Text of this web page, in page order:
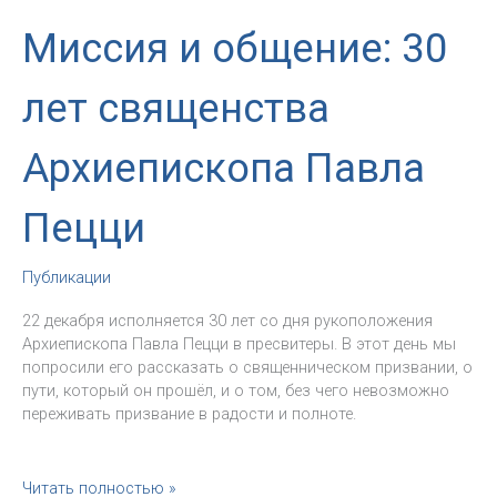
Миссия и общение: 30
лет священства
Архиепископа Павла
Пецци
Публикации
22 декабря исполняется 30 лет со дня рукоположения
Архиепископа Павла Пецци в пресвитеры. В этот день мы
попросили его рассказать о священническом призвании, о
пути, который он прошёл, и о том, без чего невозможно
переживать призвание в радости и полноте.
Миссия
Читать полностью »